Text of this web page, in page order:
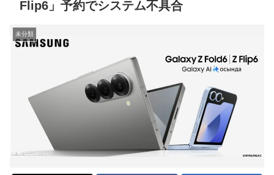
Flip6」予約でシステム不具合
未分類